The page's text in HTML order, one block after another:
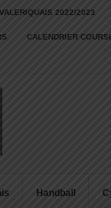
2022/2023
CALENDRIER
Handball